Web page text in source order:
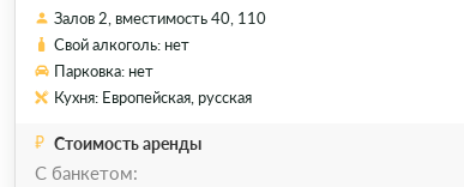
Залов 2, вместимость 40, 110
Свой алкоголь: нет
Парковка: нет
Кухня: Европейская, русская
Стоимость аренды
С банкетом: